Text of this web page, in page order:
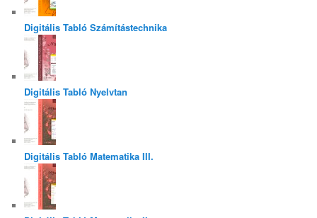
Digitális Tabló Számítástechnika
Digitális Tabló Nyelvtan
Digitális Tabló Matematika III.